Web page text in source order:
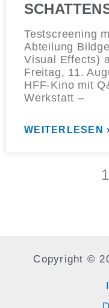
Testscreening
Abteilung
Visual Effects)
Freitag, 11.
HFF-Kino mit
Werkstatt –
WEITERLESEN
1
Copyright ©